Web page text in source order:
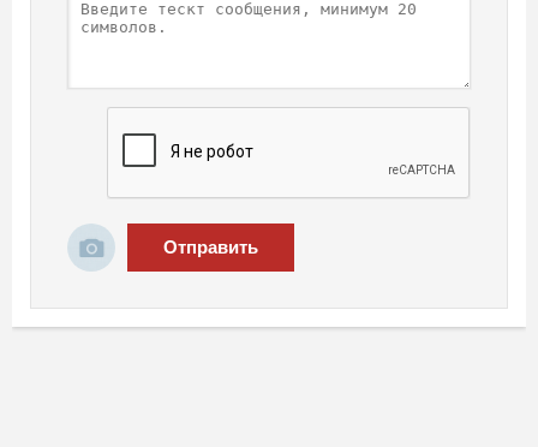
Отправить